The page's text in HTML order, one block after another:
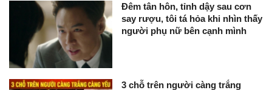
Đêm tân hôn, tỉnh dậy sau cơn
say rượu, tôi tá hỏa khi nhìn thấy
người phụ nữ bên cạnh mình
3 chỗ trên người càng trắng